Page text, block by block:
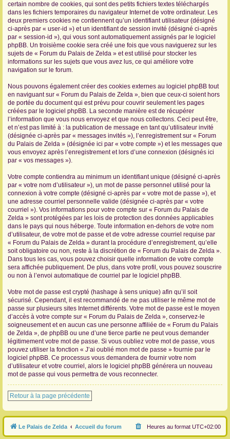
certain nombre de cookies, qui sont des petits fichiers textes téléchargés
dans les fichiers temporaires du navigateur Internet de votre ordinateur. Les
deux premiers cookies ne contiennent qu’un identifiant utilisateur (désigné
ci-après par « user-id ») et un identifiant de session invité (désigné ci-après
par « session-id »), qui vous sont automatiquement assignés par le logiciel
phpBB. Un troisième cookie sera créé une fois que vous naviguerez sur les
sujets de « Forum du Palais de Zelda » et est utilisé pour stocker les
informations sur les sujets que vous avez lus, ce qui améliore votre
navigation sur le forum.
Nous pouvons également créer des cookies externes au logiciel phpBB tout
en naviguant sur « Forum du Palais de Zelda », bien que ceux-ci soient hors
de portée du document qui est prévu pour couvrir seulement les pages
créées par le logiciel phpBB. La seconde manière est de récupérer
l’information que vous nous envoyez et que nous collectons. Ceci peut être,
et n’est pas limité à : la publication de message en tant qu’utilisateur invité
(désignée ci-après par « messages invités »), l’enregistrement sur « Forum
du Palais de Zelda » (désignée ici par « votre compte ») et les messages que
vous envoyez après l’enregistrement et lors d’une connexion (désignés ici
par « vos messages »).
Votre compte contiendra au minimum un identifiant unique (désigné ci-après
par « votre nom d’utilisateur »), un mot de passe personnel utilisé pour la
connexion à votre compte (désigné ci-après par « votre mot de passe »), et
une adresse courriel personnelle valide (désignée ci-après par « votre
courriel »). Vos informations pour votre compte sur « Forum du Palais de
Zelda » sont protégées par les lois de protection des données applicables
dans le pays qui nous héberge. Toute information en-dehors de votre nom
d’utilisateur, de votre mot de passe et de votre adresse courriel requise par
« Forum du Palais de Zelda » durant la procédure d’enregistrement, qu’elle
soit obligatoire ou non, reste à la discrétion de « Forum du Palais de Zelda ».
Dans tous les cas, vous pouvez choisir quelle information de votre compte
sera affichée publiquement. De plus, dans votre profil, vous pouvez souscrire
ou non à l’envoi automatique de courriel par le logiciel phpBB.
Votre mot de passe est crypté (hashage à sens unique) afin qu’il soit
sécurisé. Cependant, il est recommandé de ne pas utiliser le même mot de
passe sur plusieurs sites Internet différents. Votre mot de passe est le moyen
d’accès à votre compte sur « Forum du Palais de Zelda », conservez-le
soigneusement et en aucun cas une personne affiliée de « Forum du Palais
de Zelda », de phpBB ou une d’une tierce partie ne peut vous demander
légitimement votre mot de passe. Si vous oubliez votre mot de passe, vous
pouvez utiliser la fonction « J’ai oublié mon mot de passe » fournie par le
logiciel phpBB. Ce processus vous demandera de fournir votre nom
d’utilisateur et votre courriel, alors le logiciel phpBB générera un nouveau
mot de passe qui vous permettra de vous reconnecter.
Retour à la page précédente
Le Palais de Zelda Accueil du forum Heures au format UTC+02:00